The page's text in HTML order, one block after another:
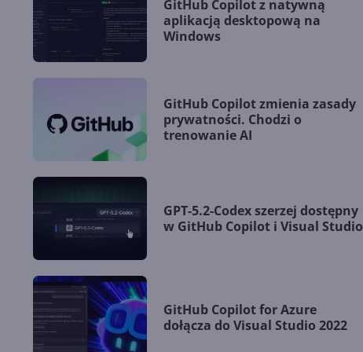
GitHub Copilot z natywną
aplikacją desktopową na
Windows
GitHub Copilot zmienia zasady
prywatności. Chodzi o
trenowanie AI
GPT-5.2-Codex szerzej dostępny
w GitHub Copilot i Visual Studio
GitHub Copilot for Azure
dołącza do Visual Studio 2022